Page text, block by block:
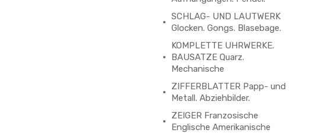
SCHLAG- UND LAUTWERK
Glocken. Gongs. Blasebage.
KOMPLETTE UHRWERKE.
BAUSATZE Quarz.
Mechanische
ZIFFERBLATTER Papp- und
Metall. Abziehbilder.
ZEIGER Franzosische
Englische Amerikanische